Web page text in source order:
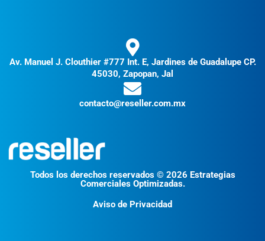
Av. Manuel J. Clouthier #777 Int. E, Jardines de Guadalupe CP.
45030, Zapopan, Jal
contacto@reseller.com.mx
Todos los derechos reservados © 2026 Estrategias
Comerciales Optimizadas.
Aviso de Privacidad